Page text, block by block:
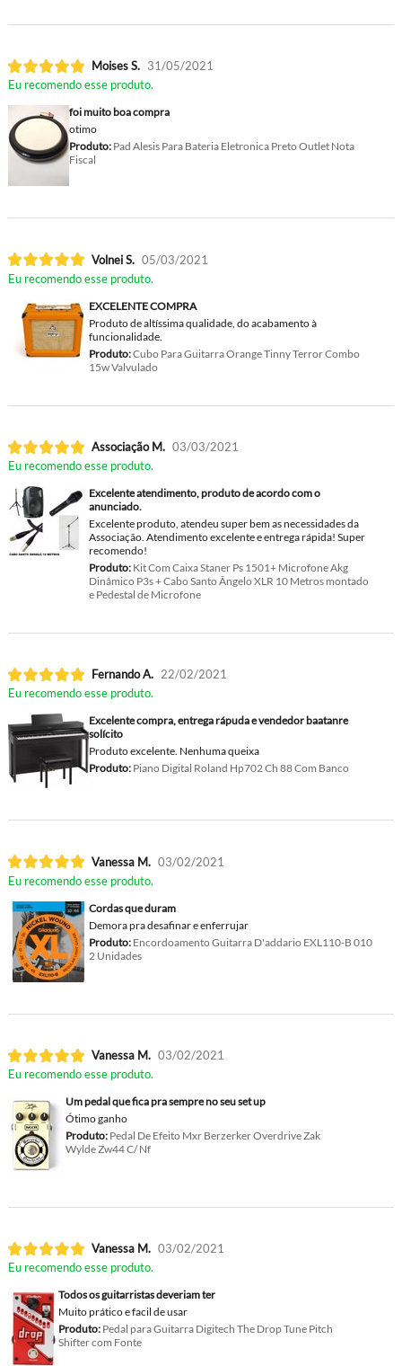
Moises S. 31/05/2021
Eu recomendo esse produto.
foi muito boa compra
otimo
Produto:Pad Alesis Para Bateria Eletronica Preto Outlet Nota
Fiscal
Volnei S. 05/03/2021
Eu recomendo esse produto.
EXCELENTE COMPRA
Produto de altíssima qualidade, do acabamento à
funcionalidade.
Produto:Cubo Para Guitarra Orange Tinny Terror Combo
15w Valvulado
Associação M. 03/03/2021
Eu recomendo esse produto.
Excelente atendimento, produto de acordo com o
anunciado.
Excelente produto, atendeu super bem as necessidades da
Associação. Atendimento excelente e entrega rápida! Super
recomendo!
Produto:Kit Com Caixa Staner Ps 1501+ Microfone Akg
Dinâmico P3s + Cabo Santo Ângelo XLR 10 Metros montado
e Pedestal de Microfone
Fernando A. 22/02/2021
Eu recomendo esse produto.
Excelente compra, entrega rápuda e vendedor baatanre
solícito
Produto excelente. Nenhuma queixa
Produto:Piano Digital Roland Hp702 Ch 88 Com Banco
Vanessa M. 03/02/2021
Eu recomendo esse produto.
Cordas que duram
Demora pra desafinar e enferrujar
Produto:Encordoamento Guitarra D'addario EXL110-B 010
2 Unidades
Vanessa M. 03/02/2021
Eu recomendo esse produto.
Um pedal que fica pra sempre no seu set up
Ótimo ganho
Produto:Pedal De Efeito Mxr Berzerker Overdrive Zak
Wylde Zw44 C/ Nf
Vanessa M. 03/02/2021
Eu recomendo esse produto.
Todos os guitarristas deveriam ter
Muito prático e facil de usar
Produto:Pedal para Guitarra Digitech The Drop Tune Pitch
Shifter com Fonte